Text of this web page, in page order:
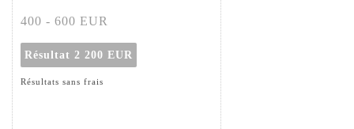
400 - 600 EUR
Résultat 2 200 EUR
Résultats sans frais